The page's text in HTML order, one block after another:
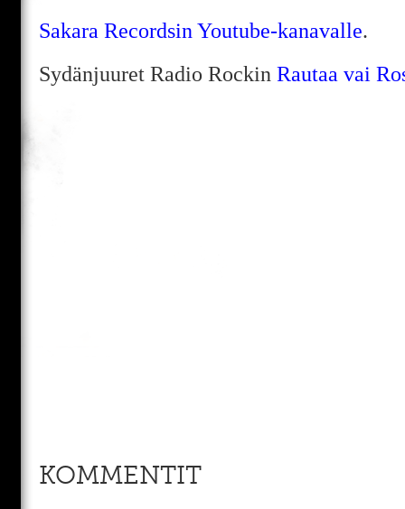
Sakara Recordsin Youtube-kanavalle.
Sydänjuuret Radio Rockin Rautaa vai
KOMMENTIT